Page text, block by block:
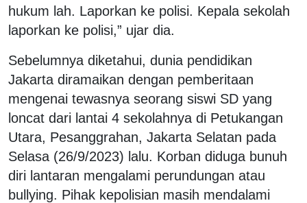
hukum lah. Laporkan ke polisi. Kepala sekolah
laporkan ke polisi,” ujar dia.
Sebelumnya diketahui, dunia pendidikan
Jakarta diramaikan dengan pemberitaan
mengenai tewasnya seorang siswi SD yang
loncat dari lantai 4 sekolahnya di Petukangan
Utara, Pesanggrahan, Jakarta Selatan pada
Selasa (26/9/2023) lalu. Korban diduga bunuh
diri lantaran mengalami perundungan atau
bullying. Pihak kepolisian masih mendalami